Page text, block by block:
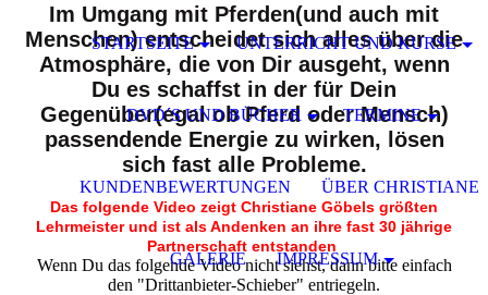
Im Umgang mit Pferden(und auch mit
Menschen) entscheidet sich alles über die
Atmosphäre, die von Dir ausgeht, wenn
Du es schaffst in der für Dein
Gegenüber(egal ob Pferd oder Mensch)
passendende Energie zu wirken, lösen
sich fast alle Probleme.
Das folgende Video zeigt Christiane Göbels größten
Lehrmeister und ist als Andenken an ihre fast 30 jährige
Partnerschaft entstanden
Wenn Du das folgende Video nicht siehst, dann bitte einfach
den "Drittanbieter-Schieber" entriegeln.
STARTSEITE UNTERRICHT UND KURSE
DVD´S UND BÜCHER TERMINE
KUNDENBEWERTUNGEN ÜBER CHRISTIANE
GALERIE IMPRESSUM